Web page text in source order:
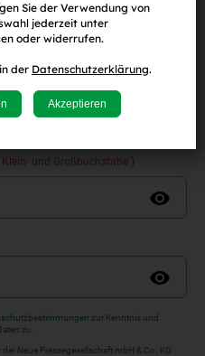
Klein- und Großbuchstabe )
zur Kenntnis und
zu.
Neue Pressegesellschaft mbH & Co. KG
Sie der Verwendung von
jederzeit unter
oder widerrufen.
der Datenschutzerklärung.
Akzeptieren